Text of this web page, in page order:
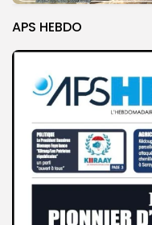
APS HEBDO